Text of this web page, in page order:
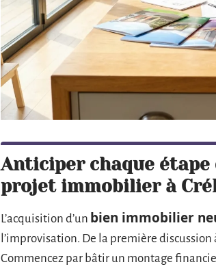
Anticiper chaque étape
projet immobilier à
L’acquisition d’un bien immobilier
l’improvisation. De la première
Commencez par bâtir un montage